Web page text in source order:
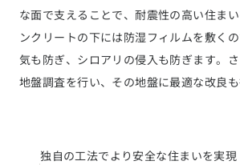
な面で支えることで、耐震性の高い住ま
ンクリートの下には防湿フィルムを敷く
気も防ぎ、シロアリの侵入も防ぎます。
地盤調査を行い、その地盤に最適な改良も
独自の工法でより安全な住まいを実現